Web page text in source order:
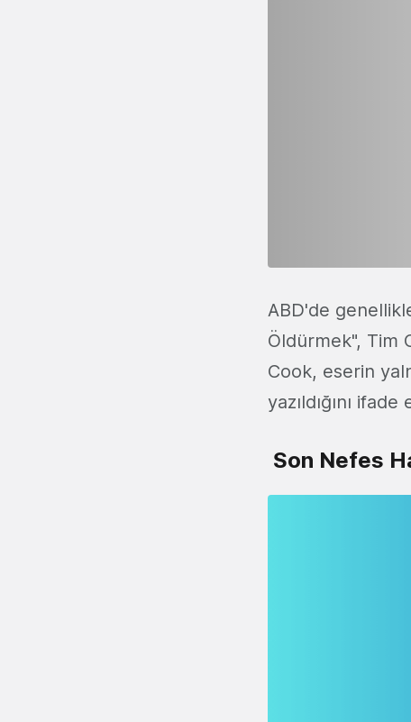
ABD'de
Öldürmek", Tim
Cook, eserin
yazıldığını ifade
Son Nefes